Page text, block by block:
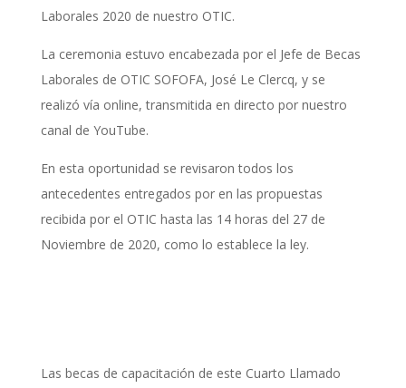
Laborales 2020 de nuestro OTIC.
La ceremonia estuvo encabezada por el Jefe de Becas
Laborales de OTIC SOFOFA, José Le Clercq, y se
realizó vía online, transmitida en directo por nuestro
canal de YouTube.
En esta oportunidad se revisaron todos los
antecedentes entregados por en las propuestas
recibida por el OTIC hasta las 14 horas del 27 de
Noviembre de 2020, como lo establece la ley.
Las becas de capacitación de este Cuarto Llamado